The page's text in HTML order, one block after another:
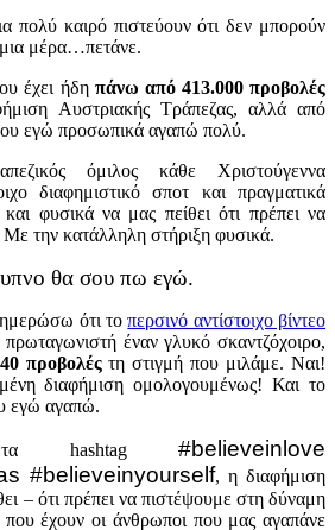
πολύ καιρό πιστεύουν ότι δεν μπορούν
μέρα…πετάνε.
έχει ήδη πάνω από 413.000 προβολές
Αυστριακής Τράπεζας, αλλά από
που εγώ προσωπικά αγαπώ πολύ.
όμιλος κάθε Χριστούγεννα
διαφημιστικό σποτ και πραγματικά
και φυσικά να μας πείθει ότι πρέπει να
την κατάλληλη στήριξη φυσικά.
θα σου πω εγώ.
ότι τοπερσινό αντίστοιχο βίντεο
έναν γλυκό σκαντζόχοιρο,
προβολέςτη στιγμή που μιλάμε. Ναι!
διαφήμιση ομολογουμένως! Και το
εγώ αγαπώ.
τα hashtag #believeinlove
#believeinyourself, η διαφήμιση
– ότι πρέπει να πιστέψουμε στη δύναμη
έχουν οι άνθρωποι που μας αγαπάνε